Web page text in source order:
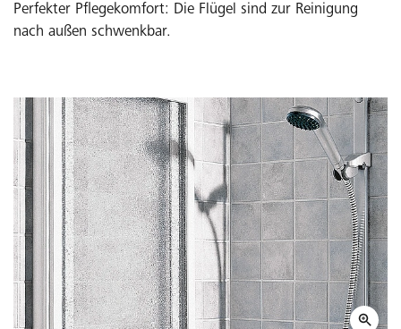
Perfekter Pflegekomfort: Die Flügel sind zur Reinigung
nach außen schwenkbar.